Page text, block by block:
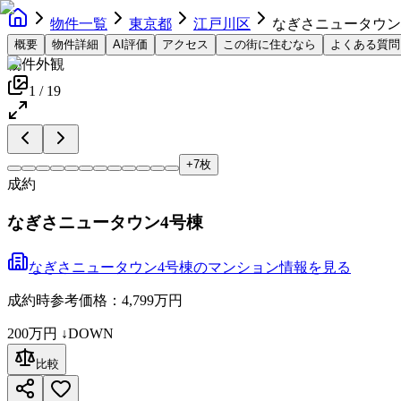
物件一覧 東京都 江戸川区 なぎさニュータウ
概要 物件詳細 AI評価 アクセス この街に住むなら よくある質問
物件外観
1 / 19
+7枚
成約
なぎさニュータウン4号棟
なぎさニュータウン4号棟のマンション情報を見る
成約時参考価格：4,799万円
200万円 ↓DOWN
比較